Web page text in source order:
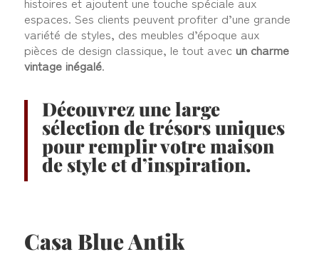
espaces. Ses clients peuvent profiter d’une grande
variété de styles, des meubles d’époque aux
pièces de design classique, le tout avec un charme
vintage inégalé.
Découvrez une large
sélection de trésors uniques
pour remplir votre maison
de style et d’inspiration.
Casa Blue Antik